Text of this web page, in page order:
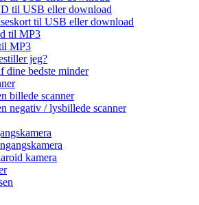
til USB eller download
til USB eller download
til MP3
MP3
jeg?
dine bedste minder
billede scanner
negativ / lysbillede scanner
kamera